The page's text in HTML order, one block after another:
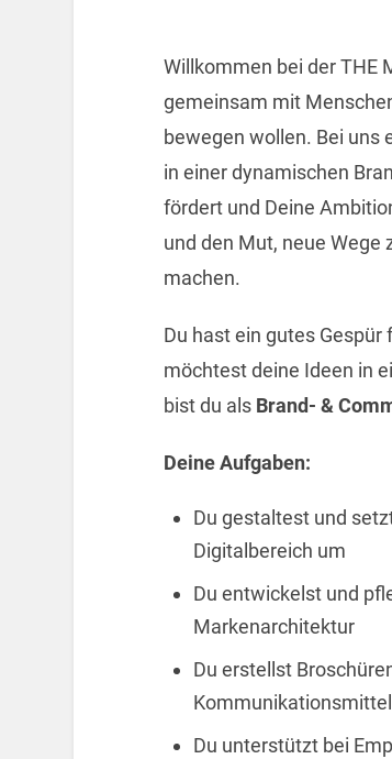
Willkommen bei der THE
gemeinsam mit
bewegen wollen. Bei uns
in einer dynamischen
fördert und Deine
und den Mut, neue Wege
machen.
Du hast ein gutes
möchtest deine Ideen in
bist du als Brand- &
Deine Aufgaben:
Du gestaltest und
Digitalbereich um
Du entwickelst und
Markenarchitektur
Du erstellst
Kommunikationsmittel
Du unterstützt bei